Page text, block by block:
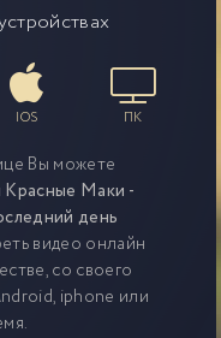
IOS ПК
Вы можете
Красные Маки -
день
видео онлайн
со своего
iphone или